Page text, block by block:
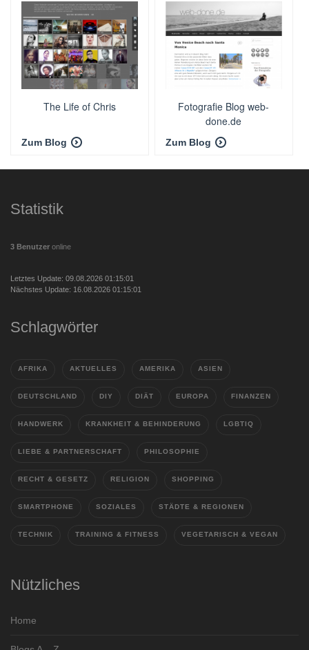
The Life of Chris
Zum Blog
Fotografie Blog web-
done.de
Zum Blog
Statistik
3 Benutzer online
Letztes Update: 09.08.2026 01:15:01
Nächstes Update: 16.08.2026 01:15:01
Schlagwörter
AFRIKA AKTUELLES AMERIKA ASIEN
DEUTSCHLAND DIY DIÄT EUROPA FINANZEN
HANDWERK KRANKHEIT & BEHINDERUNG LGBTIQ
LIEBE & PARTNERSCHAFT PHILOSOPHIE
RECHT & GESETZ RELIGION SHOPPING
SMARTPHONE SOZIALES STÄDTE & REGIONEN
TECHNIK TRAINING & FITNESS VEGETARISCH & VEGAN
Nützliches
Home